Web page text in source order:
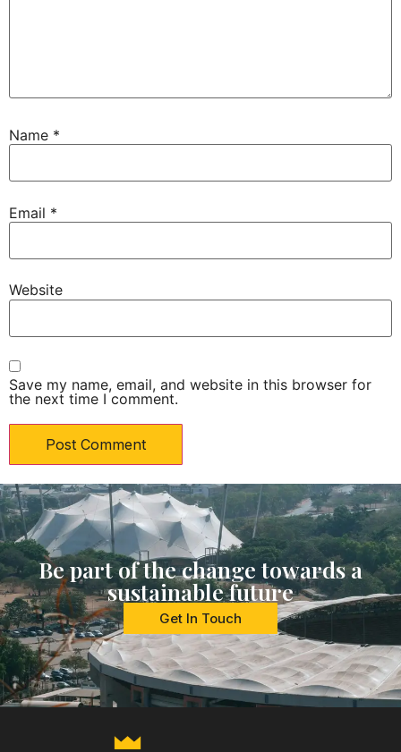
Name *
Email *
Website
Save my name, email, and website in this browser for
the next time I comment.
Be part of the change towards a
sustainable future
Get In Touch